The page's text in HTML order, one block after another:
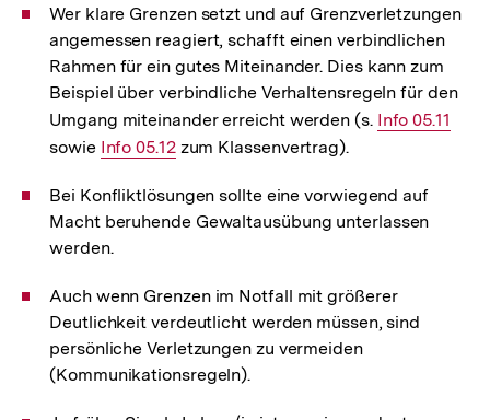
Wer klare Grenzen setzt und auf Grenzverletzungen
angemessen reagiert, schafft einen verbindlichen
Rahmen für ein gutes Miteinander. Dies kann zum
Beispiel über verbindliche Verhaltensregeln für den
Umgang miteinander erreicht werden (s. Interner
Info 05.11
sowie Interner
Info 05.12zum Klassenvertrag).
Bei Konfliktlösungen sollte eine vorwiegend auf
Macht beruhende Gewaltausübung unterlassen
werden.
Auch wenn Grenzen im Notfall mit größerer
Deutlichkeit verdeutlicht werden müssen, sind
persönliche Verletzungen zu vermeiden
(Kommunikationsregeln).